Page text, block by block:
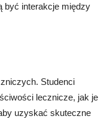
być interakcje między
Studenci
lecznicze, jak je
uzyskać skuteczne